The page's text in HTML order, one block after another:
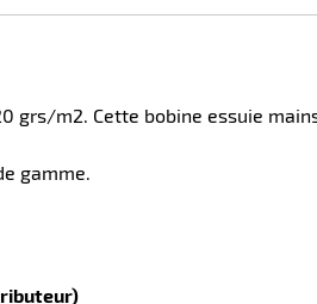
grs/m2. Cette bobine essuie
gamme.